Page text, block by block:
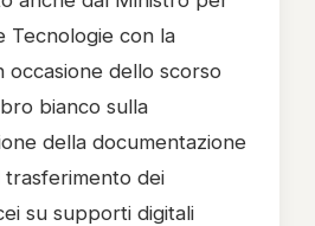
Tecnologie con la
occasione dello scorso
bianco sulla
della documentazione
trasferimento dei
su supporti digitali